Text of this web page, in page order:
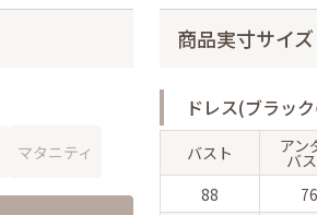
マタニティ
商品実寸サイズ
ドレス(ブラッ
バスト アン
バ
88
76